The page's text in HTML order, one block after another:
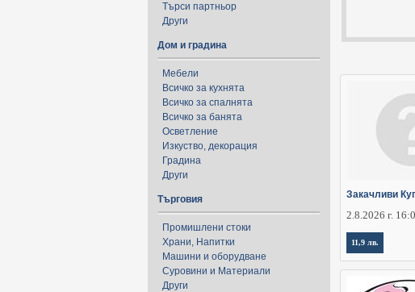
Търси партньор
Други
Дом и градина
Мебели
Всичко за кухнята
Всичко за спалнята
Всичко за банята
Осветление
Изкуство, декорация
Градина
Други
Търговия
Промишлени стоки
Храни, Напитки
Машини и оборудване
Суровини и Материали
Други
Закачливи
2.8.2026 г.
11,9 лв.